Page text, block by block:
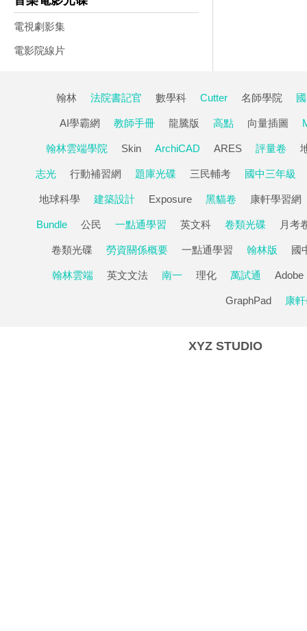
電視劇影集
電影院線片
翰林 法院書記官 數學科 Cutter 名師學院
AI學霸網 教師手冊 龍騰版 高點 向量插圖
翰林雲端學院 Skin ArchiCAD ARES 評量卷
志光 行動補習網 題庫光碟 三民輔考 國中三年級
地球科學 建築設計 Exposure 黑貓卷 康軒學習網
Bundle 公民 一點通學習 英文科 卷類光碟 月考
卷類光碟 勞資關係概要 一點通學習 翰林版 國
翰林雲端 英文文法 南一 理化 萬試通 Adobe
GraphPad 康
XYZ STUDIO